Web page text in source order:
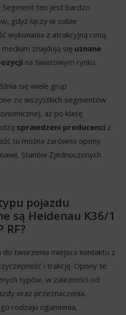
Segment ten jest bardzo
gdyż łączy w sobie
wykonania z atrakcyjną ceną.
znajdują się uznane
na światowym rynku.
się wiele grup
ze wszystkich segmentów
aż po klasę
sprawdzeni producenci z
tu można zarówno opony
Stanów Zjednoczonych
pojazdu
są Heidenau K36/1
RF?
do tworzenia miejsca kontaktu z
i trakcję. Opony te
typów, w zależności od
oraz przeznaczenia.
rodzaju ogumienia,